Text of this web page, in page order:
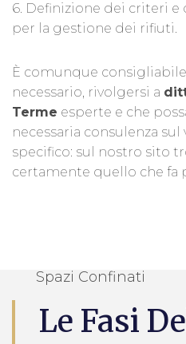
6. Definizione dei criteri
per la gestione dei rifiuti.
È comunque
necessario, rivolgersi a
Terme esperte e che
necessaria consulenza sul
specifico: sul nostro sito
certamente quello che fa
Spazi Confinati
Le Fasi